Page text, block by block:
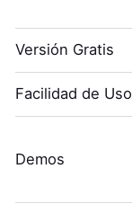
Versión Gratis
Facilidad de Uso
Demos